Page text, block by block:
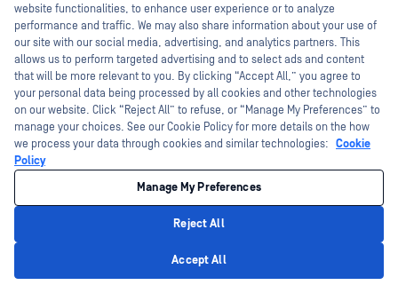
適用於 SOC 團隊的Threat Intelligence
MetaDefender Core
website functionalities, to enhance user experience or to analyze
performance and traffic. We may also share information about your use of
our site with our social media, advertising, and analytics partners. This
allows us to perform targeted advertising and to select ads and content
that will be more relevant to you. By clicking “Accept All,” you agree to
your personal data being processed by all cookies and other technologies
on our website. Click “Reject All” to refuse, or “Manage My Preferences” to
manage your choices. See our Cookie Policy for more details on the how
we process your data through cookies and similar technologies: Cookie
Policy
Manage My Preferences
Reject All
Accept All
I'm Ozzy, your OPSWAT virtual assistant.
How can I help you secure what's critical
today?